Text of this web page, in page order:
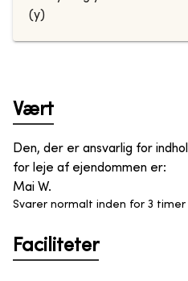
(y)
Vært
Den, der er ansvarlig for
for leje af ejendommen er:
Mai W.
Svarer normalt inden for 3 timer
Faciliteter